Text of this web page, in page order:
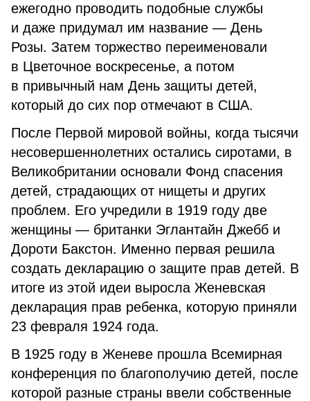
ежегодно проводить подобные службы
и даже придумал им название — День
Розы. Затем торжество переименовали
в Цветочное воскресенье, а потом
в привычный нам День защиты детей,
который до сих пор отмечают в США.
После Первой мировой войны, когда тысячи
несовершеннолетних остались сиротами, в
Великобритании основали Фонд спасения
детей, страдающих от нищеты и других
проблем. Его учредили в 1919 году две
женщины — британки Эглантайн Джебб и
Дороти Бакстон. Именно первая решила
создать декларацию о защите прав детей. В
итоге из этой идеи выросла Женевская
декларация прав ребенка, которую приняли
23 февраля 1924 года.
В 1925 году в Женеве прошла Всемирная
конференция по благополучию детей, после
которой разные страны ввели собственные